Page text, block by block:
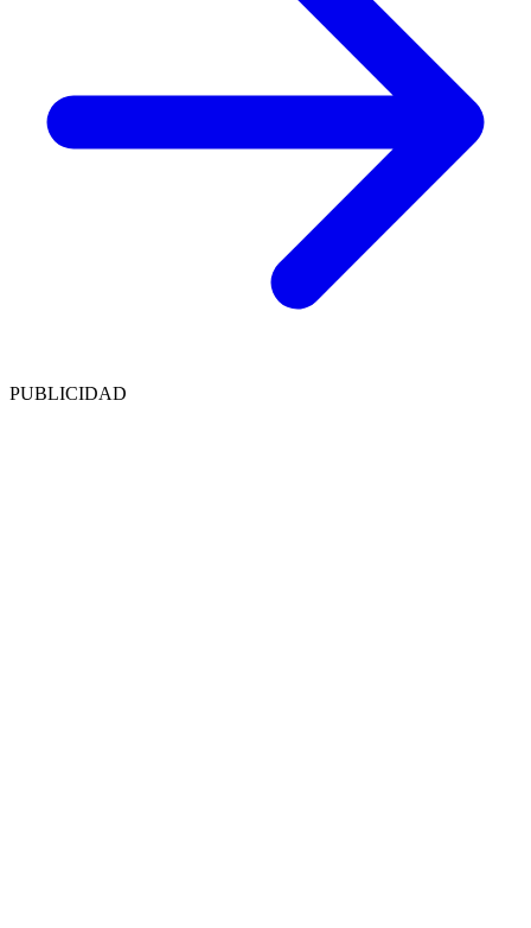
PUBLICIDAD